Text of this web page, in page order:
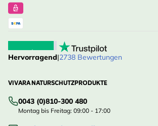
Hervorragend|2738 Bewertungen
VIVARA NATURSCHUTZPRODUKTE
0043 (0)810-300 480
Montag bis Freitag: 09:00 - 17:00